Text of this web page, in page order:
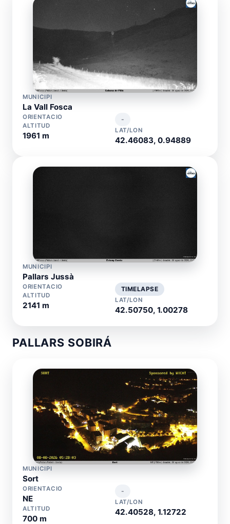
MUNICIPI
La Vall Fosca
ORIENTACIO
ALTITUD
1961 m
-
LAT/LON
42.46083, 0.94889
MUNICIPI
Pallars Jussà
ORIENTACIO
ALTITUD
2141 m
TIMELAPSE
LAT/LON
42.50750, 1.00278
PALLARS SOBIRÁ
MUNICIPI
Sort
ORIENTACIO
NE
ALTITUD
700 m
-
LAT/LON
42.40528, 1.12722